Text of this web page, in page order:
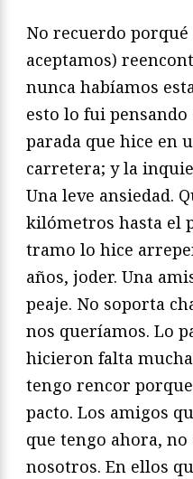
No recuerdo porqué
aceptamos)
nunca habíamos
esto lo fui
parada que hice en
carretera; y la
Una leve ansiedad.
kilómetros hasta el
tramo lo hice
años, joder. Una
peaje. No soporta
nos queríamos. Lo
hicieron falta
tengo rencor
pacto. Los amigos
que tengo ahora,
nosotros. En ellos